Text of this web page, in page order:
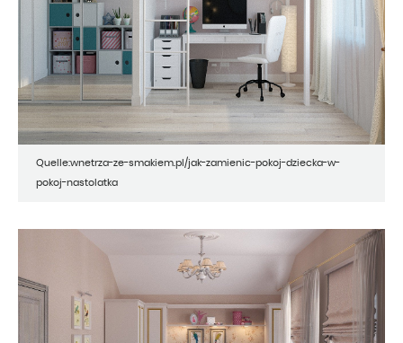
Quelle:wnetrza-ze-smakiem.pl/jak-zamienic-pokoj-dziecka-w-
pokoj-nastolatka